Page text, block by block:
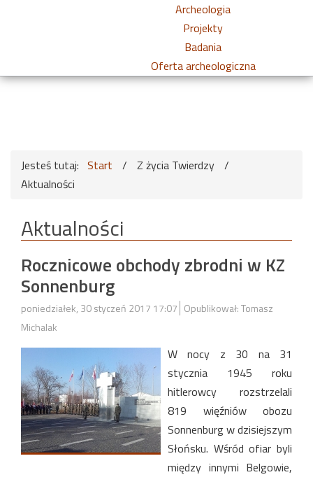
Archeologia
Projekty
Badania
Oferta archeologiczna
Jesteś tutaj: Start / Z życia Twierdzy /
Aktualności
Aktualności
Rocznicowe obchody zbrodni w KZ
Sonnenburg
poniedziałek, 30 styczeń 2017 17:07 Opublikował: Tomasz
Michalak
W nocy z 30 na 31
stycznia 1945 roku
hitlerowcy rozstrzelali
819 więźniów obozu
Sonnenburg w dzisiejszym
Słońsku. Wśród ofiar byli
między innymi Belgowie,